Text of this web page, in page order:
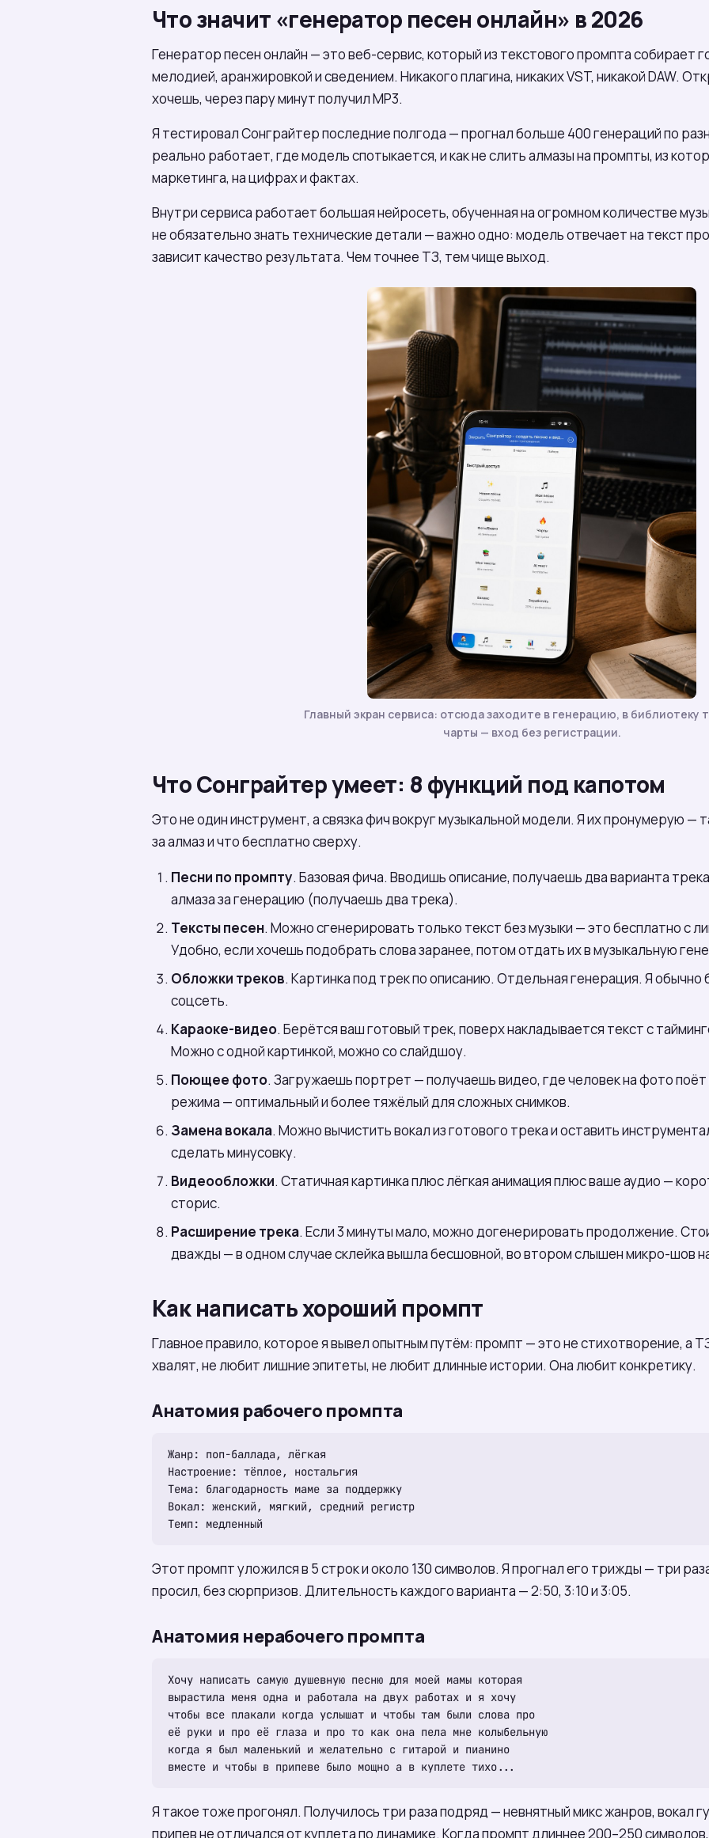
Что значит «генератор песен онлайн» в 2026
Генератор песен онлайн — это веб-сервис, который из текстового промпта собирает
мелодией, аранжировкой и сведением. Никакого плагина, никаких VST, никакой DAW.
хочешь, через пару минут получил MP3.
Я тестировал Сонграйтер последние полгода — прогнал больше 400 генераций по
реально работает, где модель спотыкается, и как не слить алмазы на промпты, из
маркетинга, на цифрах и фактах.
Внутри сервиса работает большая нейросеть, обученная на огромном количестве
не обязательно знать технические детали — важно одно: модель отвечает на текст
зависит качество результата. Чем точнее ТЗ, тем чище выход.
Главный экран сервиса: отсюда заходите в генерацию, в библиотеку
чарты — вход без регистрации.
Что Сонграйтер умеет: 8 функций под капотом
Это не один инструмент, а связка фич вокруг музыкальной модели. Я их пронумерую —
за алмаз и что бесплатно сверху.
Песни по промпту. Базовая фича. Вводишь описание, получаешь два варианта
алмаза за генерацию (получаешь два трека).
Тексты песен. Можно сгенерировать только текст без музыки — это бесплатно с
Удобно, если хочешь подобрать слова заранее, потом отдать их в музыкальную
Обложки треков. Картинка под трек по описанию. Отдельная генерация. Я обычно
соцсеть.
Караоке-видео. Берётся ваш готовый трек, поверх накладывается текст с
Можно с одной картинкой, можно со слайдшоу.
Поющее фото. Загружаешь портрет — получаешь видео, где человек на фото
режима — оптимальный и более тяжёлый для сложных снимков.
Замена вокала. Можно вычистить вокал из готового трека и оставить
сделать минусовку.
Видеообложки. Статичная картинка плюс лёгкая анимация плюс ваше аудио —
сторис.
Расширение трека. Если 3 минуты мало, можно догенерировать продолжение.
дважды — в одном случае склейка вышла бесшовной, во втором слышен микро-шов
Как написать хороший промпт
Главное правило, которое я вывел опытным путём: промпт — это не стихотворение, а
хвалят, не любит лишние эпитеты, не любит длинные истории. Она любит конкретику.
Анатомия рабочего промпта
Жанр: поп-баллада, лёгкая
Настроение: тёплое, ностальгия
Тема: благодарность маме за поддержку
Вокал: женский, мягкий, средний регистр
Этот промпт уложился в 5 строк и около 130 символов. Я прогнал его трижды — три
просил, без сюрпризов. Длительность каждого варианта — 2:50, 3:10 и 3:05.
Анатомия нерабочего промпта
Хочу написать самую душевную песню для моей мамы которая
вырастила меня одна и работала на двух работах и я хочу
чтобы все плакали когда услышат и чтобы там были слова про
её руки и про её глаза и про то как она пела мне колыбельную
когда я был маленький и желательно с гитарой и пианино
Я такое тоже прогонял. Получилось три раза подряд — невнятный микс жанров, вокал
припев не отличался от куплета по динамике. Когда промпт длиннее 200–250